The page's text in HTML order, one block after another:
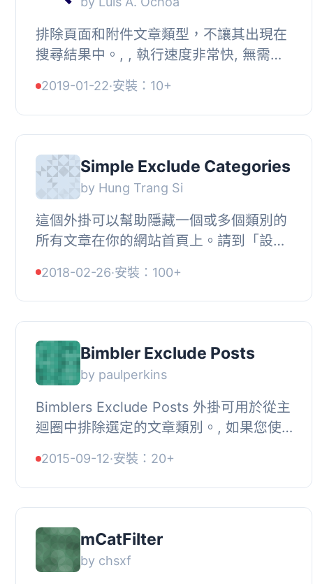
排除頁面和附件文章類型，不讓其出現在
搜尋結果中。, , 執行速度非常快, 無需進
2019-01-22·安裝：10+
Simple Exclude Categories
by Hung Trang Si
這個外掛可以幫助隱藏一個或多個類別的
所有文章在你的網站首頁上。請到「設
2018-02-26·安裝：100+
Bimbler Exclude Posts
by paulperkins
Bimblers Exclude Posts 外掛可用於從主
迴圈中排除選定的文章類別。, 如果您使
頁上列出，但仍想利用 WordPress 文章
類型...
2015-09-12·安裝：20+
mCatFilter
by chsxf